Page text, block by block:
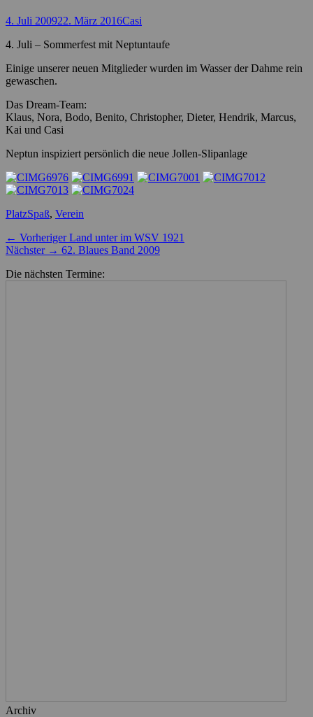
Posted
4. Juli 200922. März 2016Autor
Casi
4. Juli – Sommerfest mit Neptuntaufe
Einige unserer neuen Mitglieder wurden im Wasser der Dahme rein
gewaschen.
Das Dream-Team:
Klaus, Nora, Bodo, Benito, Christopher, Dieter, Hendrik, Marcus,
Kai und Casi
Neptun inspiziert persönlich die neue Jollen-Slipanlage
Kategorien
PlatzSchlagworte
Spaß, Verein
Beitragsnavigation
← Vorheriger Vorheriger
Beitrag:
Land unter im WSV 1921
Nächster → Nächster
62. Blaues Band 2009
Die nächsten Termine:
Archiv